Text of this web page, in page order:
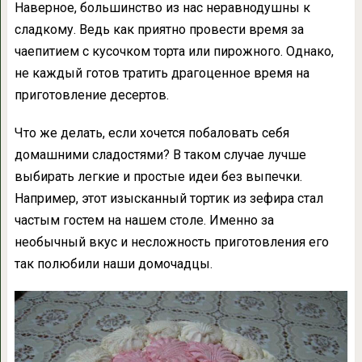
Наверное, большинство из нас неравнодушны к
сладкому. Ведь как приятно провести время за
чаепитием с кусочком торта или пирожного. Однако,
не каждый готов тратить драгоценное время на
приготовление десертов.
Что же делать, если хочется побаловать себя
домашними сладостями? В таком случае лучше
выбирать легкие и простые идеи без выпечки.
Например, этот изысканный тортик из зефира стал
частым гостем на нашем столе. Именно за
необычный вкус и несложность приготовления его
так полюбили наши домочадцы.